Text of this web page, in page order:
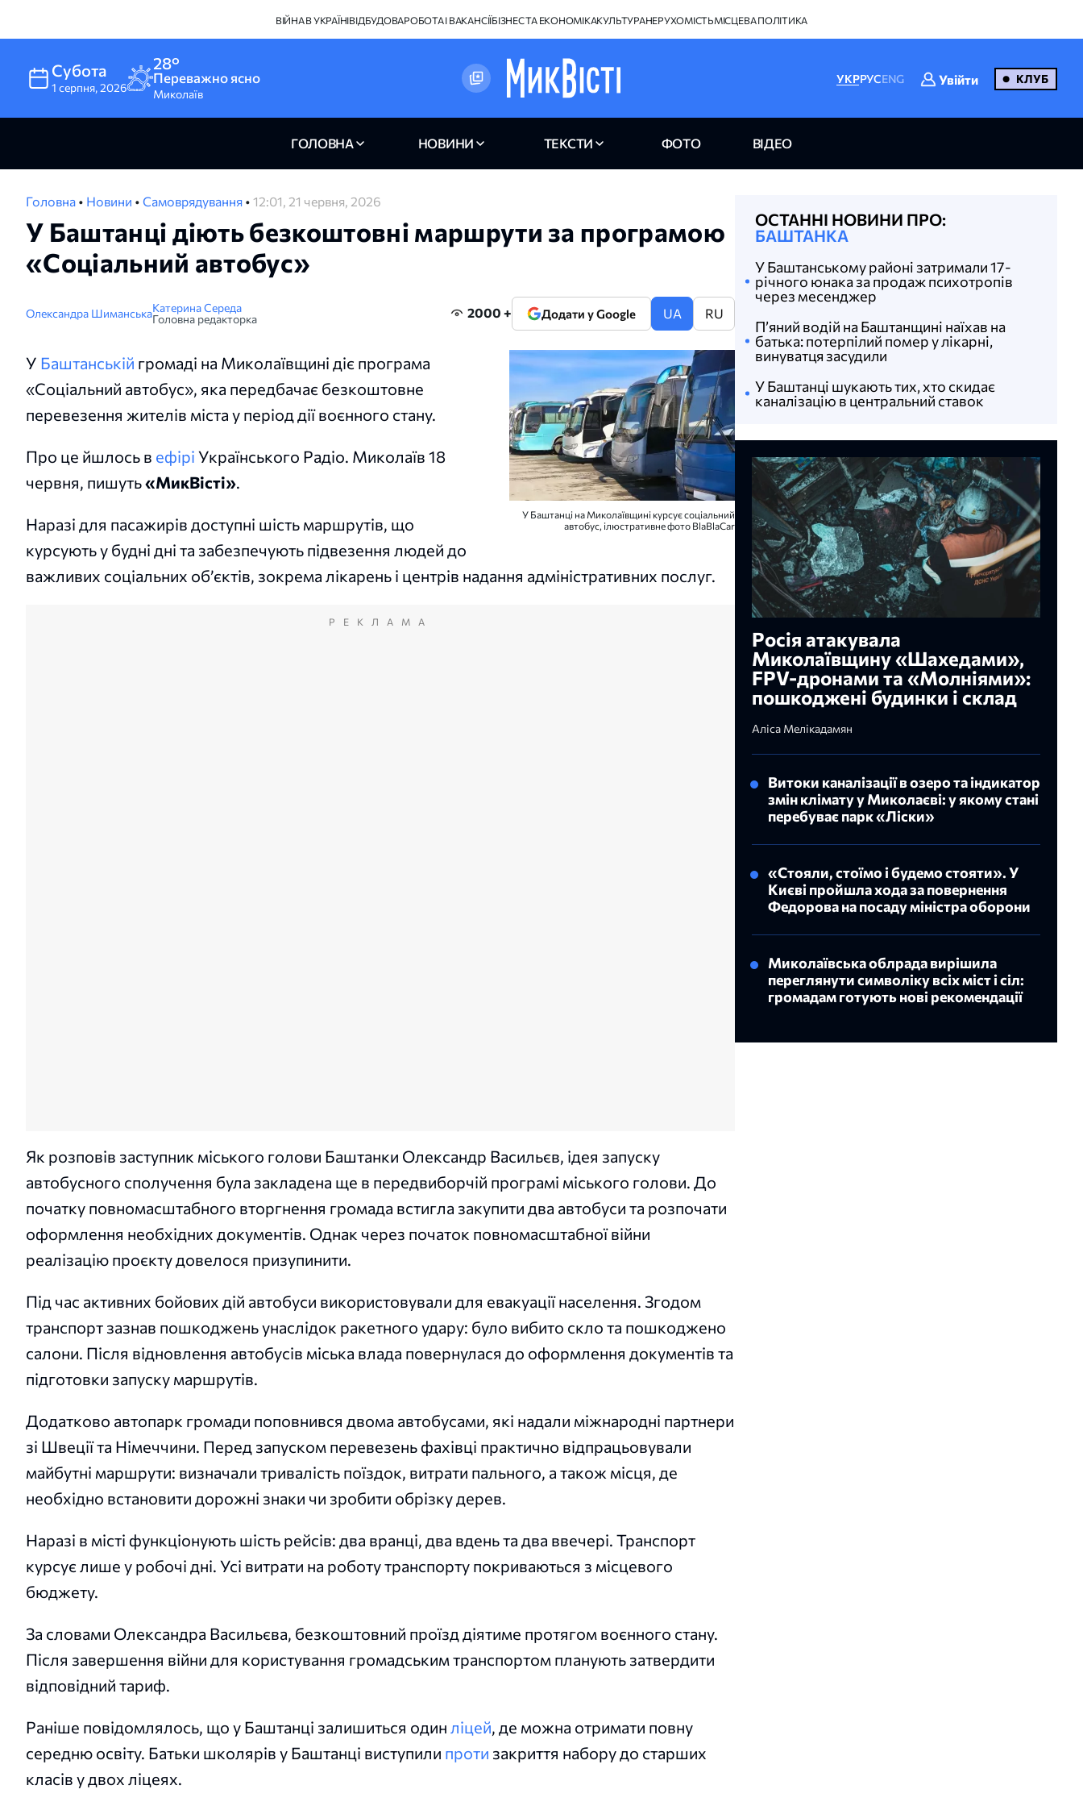
ВІЙНА В УКРАЇНІВІДБУДОВАРОБОТА І ВАКАНСІЇБІЗНЕС ТА ЕКОНОМІКАКУЛЬТУРАНЕРУХОМІСТЬМІСЦЕВА ПОЛІТИКА
Субота
1 серпня,2026
28°
Переважно ясно
Миколаїв
УКРРУСENG Увійти КЛУБ
ГОЛОВНА НОВИНИ ТЕКСТИ ФОТО ВІДЕО
Головна • Новини • Самоврядування • 12:01, 21 червня, 2026
У Баштанці діють безкоштовні маршрути за програмою
«Соціальний автобус»
Олександра ШиманськаКатерина Середа
Головна редакторка
2000 + Додати у Google UA RU
У Баштанці на Миколаївщині курсує соціальний
автобус, ілюстративне фото BlaBlaCar
У Баштанській громаді на Миколаївщині діє програма
«Соціальний автобус», яка передбачає безкоштовне
перевезення жителів міста у період дії воєнного стану.
Про це йшлось в ефірі Українського Радіо. Миколаїв 18
червня, пишуть«МикВісті».
Наразі для пасажирів доступні шість маршрутів, що
курсують у будні дні та забезпечують підвезення людей до
важливих соціальних об’єктів, зокрема лікарень і центрів надання адміністративних послуг.
РЕКЛАМА
Як розповів заступник міського голови Баштанки Олександр Васильєв, ідея запуску
автобусного сполучення була закладена ще в передвиборчій програмі міського голови. До
початку повномасштабного вторгнення громада встигла закупити два автобуси та розпочати
оформлення необхідних документів. Однак через початок повномасштабної війни
реалізацію проєкту довелося призупинити.
Під час активних бойових дій автобуси використовували для евакуації населення. Згодом
транспорт зазнав пошкоджень унаслідок ракетного удару: було вибито скло та пошкоджено
салони. Після відновлення автобусів міська влада повернулася до оформлення документів та
підготовки запуску маршрутів.
Додатково автопарк громади поповнився двома автобусами, які надали міжнародні партнери
зі Швеції та Німеччини. Перед запуском перевезень фахівці практично відпрацьовували
майбутні маршрути: визначали тривалість поїздок, витрати пального, а також місця, де
необхідно встановити дорожні знаки чи зробити обрізку дерев.
Наразі в місті функціонують шість рейсів: два вранці, два вдень та два ввечері. Транспорт
курсує лише у робочі дні. Усі витрати на роботу транспорту покриваються з місцевого
бюджету.
За словами Олександра Васильєва, безкоштовний проїзд діятиме протягом воєнного стану.
Після завершення війни для користування громадським транспортом планують затвердити
відповідний тариф.
Раніше повідомлялось, що у Баштанці залишиться один ліцей, де можна отримати повну
середню освіту. Батьки школярів у Баштанці виступили проти закриття набору до старших
класів у двох ліцеях.
ОСТАННІ НОВИНИ ПРО:
БАШТАНКА
У Баштанському районі затримали 17-
річного юнака за продаж психотропів
через месенджер
П’яний водій на Баштанщині наїхав на
батька: потерпілий помер у лікарні,
винуватця засудили
У Баштанці шукають тих, хто скидає
каналізацію в центральний ставок
Росія атакувала
Миколаївщину «Шахедами»,
FPV-дронами та «Молніями»:
пошкоджені будинки і склад
Аліса Мелікадамян
Витоки каналізації в озеро та індикатор
змін клімату у Миколаєві: у якому стані
перебуває парк «Ліски»
«Стояли, стоїмо і будемо стояти». У
Києві пройшла хода за повернення
Федорова на посаду міністра оборони
Миколаївська облрада вирішила
переглянути символіку всіх міст і сіл:
громадам готують нові рекомендації